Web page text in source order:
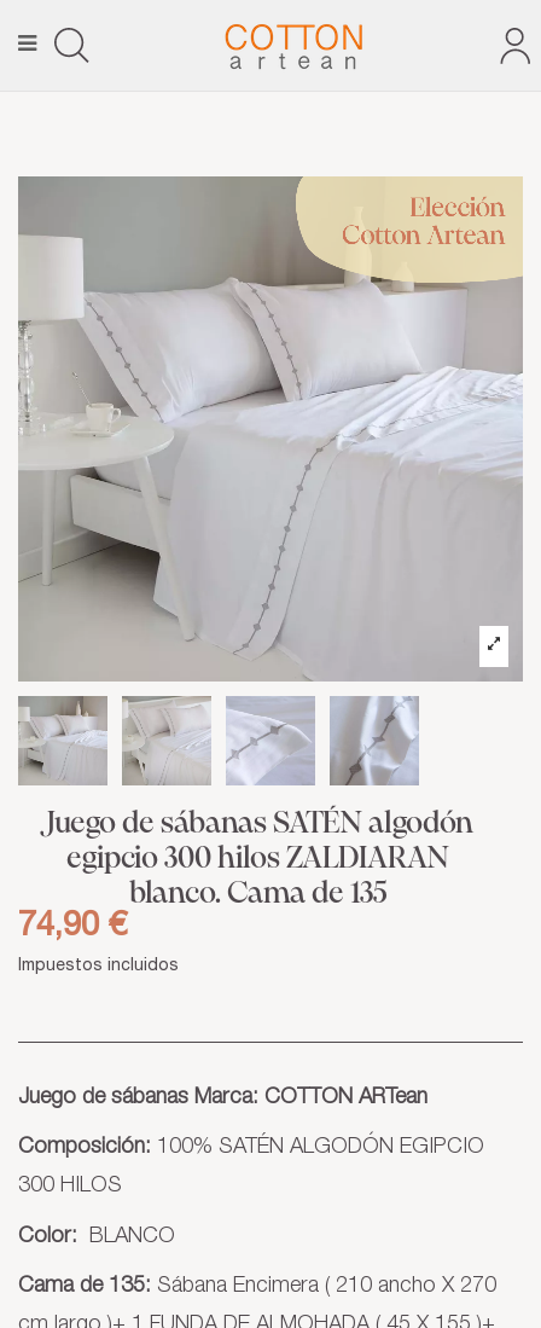
Juego de sábanas SATÉN algodón
egipcio 300 hilos ZALDIARAN
blanco. Cama de 135
74,90 €
Impuestos incluidos
Juego de sábanas Marca: COTTON ARTean
Composición: 100% SATÉN ALGODÓN EGIPCIO
300 HILOS
Color: BLANCO
Cama de 135: Sábana Encimera ( 210 ancho X 270